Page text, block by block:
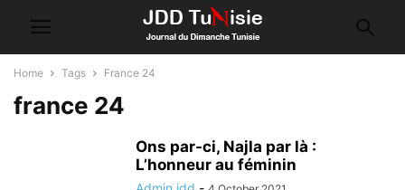
Home Tags France 24
france 24
Ons par-ci, Najla par là :
L’honneur au féminin